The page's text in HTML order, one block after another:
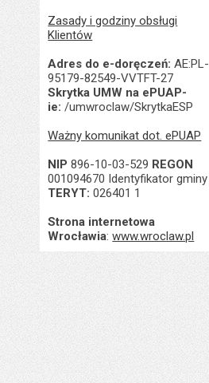
Zasady i godziny obsługi
Klientów
Adres do e-doręczeń: AE:PL-
95179-82549-VVTFT-27
Skrytka UMW na ePUAP-
ie: /umwroclaw/SkrytkaESP
Ważny komunikat dot. ePUAP
NIP 896-10-03-529 REGON
001094670 Identyfikator gminy
TERYT: 026401 1
Strona internetowa
Wrocławia:www.wroclaw.pl